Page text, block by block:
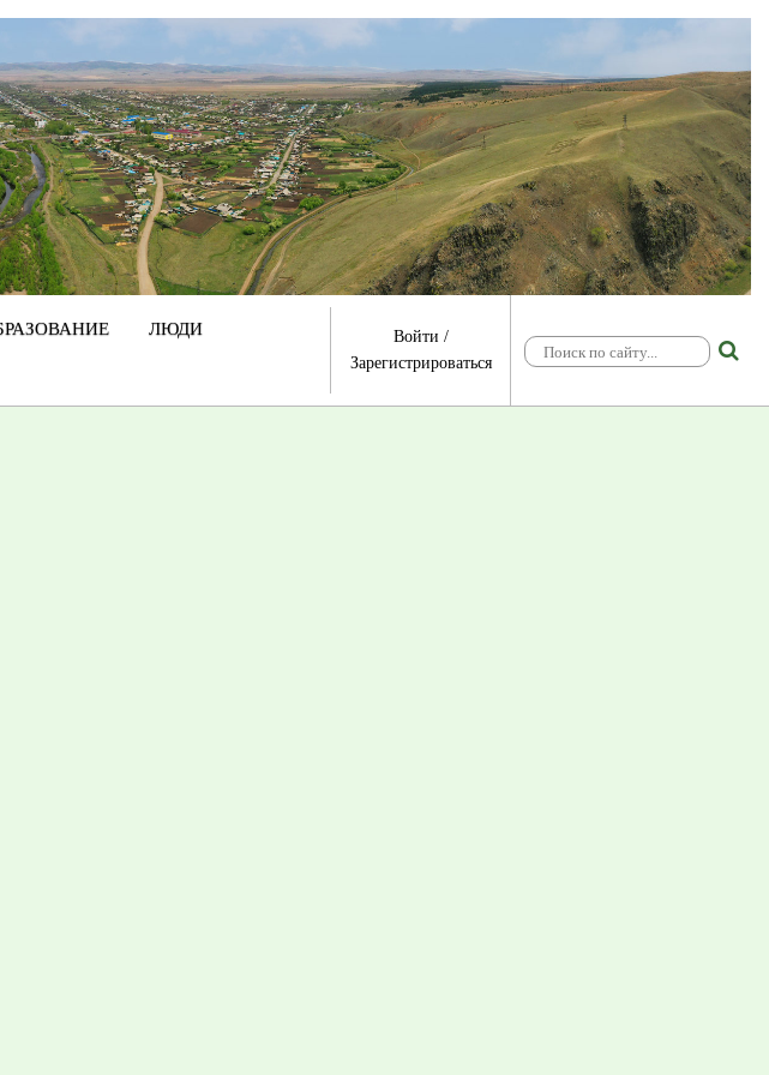
ЛЮДИ Войти /
Зарегистрироваться